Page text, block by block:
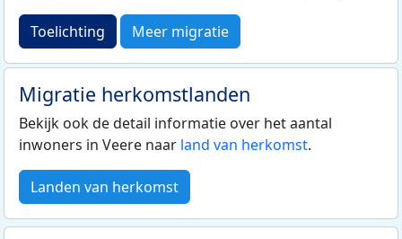
Toelichting Meer migratie
Migratie herkomstlanden
Bekijk ook de detail informatie over het aantal
inwoners in Veere naar land van herkomst.
Landen van herkomst